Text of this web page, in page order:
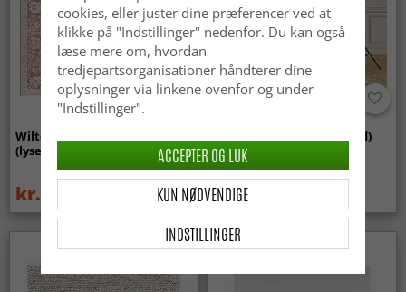
Wilton-tæppe - Gombalia
(lyserød)
kr.329
Uldtæppe - Hamilton (hvid)
kr.189
cookies, eller juster dine præferencer ved at
klikke på "Indstillinger" nedenfor. Du kan også
læse mere om, hvordan
tredjepartsorganisationer håndterer dine
oplysninger via linkene ovenfor og under
"Indstillinger".
INDSTILLINGER
KUN NØDVENDIGE
ACCEPTER OG LUK